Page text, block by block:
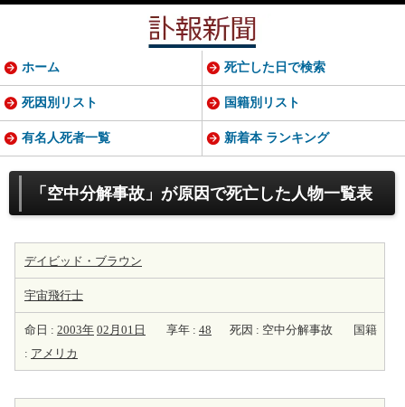
「空中分解事故」が原因で死亡した人物一覧表
デイビッド・ブラウン
宇宙飛行士
命日 : 2003年 02月01日 享年 : 48 死因 : 空中分解事故
国籍
: アメリカ
ホーム 死亡した日で検索
死因別リスト 国籍別リスト
有名人死者一覧 新着本 ランキング